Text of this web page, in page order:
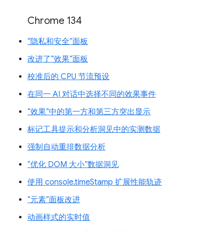
Chrome 134
“隐私和安全”面板
改进了“效果”面板
校准后的 CPU 节流预设
在同一 AI 对话中选择不同的效果事件
“效果”中的第一方和第三方突出显示
标记工具提示和分析洞见中的实测数据
强制自动重排数据分析
“优化 DOM 大小”数据洞见
使用 console.timeStamp 扩展性能轨迹
“元素”面板改进
动画样式的实时值